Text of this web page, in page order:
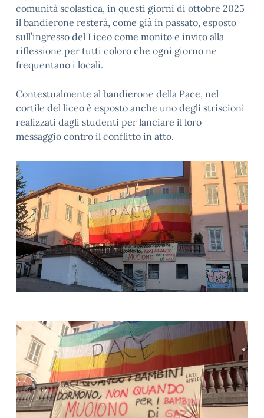
comunità scolastica, in questi giorni di ottobre 2025
il bandierone resterà, come già in passato, esposto
sull’ingresso del Liceo come monito e invito alla
riflessione per tutti coloro che ogni giorno ne
frequentano i locali.
Contestualmente al bandierone della Pace, nel
cortile del liceo è esposto anche uno degli striscioni
realizzati dagli studenti per lanciare il loro
messaggio contro il conflitto in atto.